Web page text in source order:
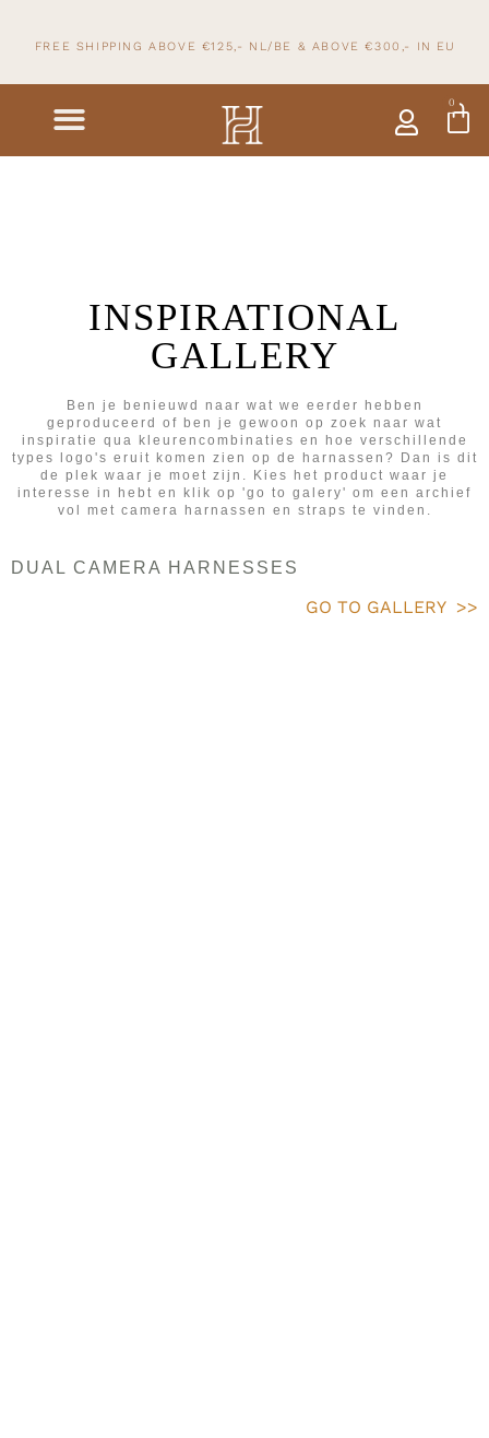
FREE SHIPPING ABOVE €125,- NL/BE & ABOVE €300,- IN EU
0
INSPIRATIONAL
GALLERY
Ben je benieuwd naar wat we eerder hebben
geproduceerd of ben je gewoon op zoek naar wat
inspiratie qua kleurencombinaties en hoe verschillende
types logo's eruit komen zien op de harnassen? Dan is dit
de plek waar je moet zijn. Kies het product waar je
interesse in hebt en klik op 'go to galery' om een archief
vol met camera harnassen en straps te vinden.
DUAL CAMERA HARNESSES
GO TO GALLERY >>